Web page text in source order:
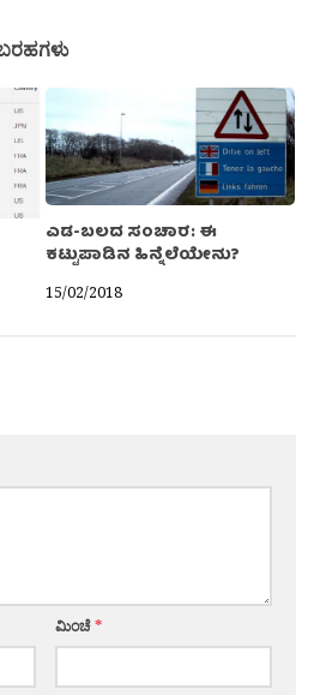
ಎಡ-ಬಲದ ಸಂಚಾರ: ಈ
ಕಟ್ಟುಪಾಡಿನ ಹಿನ್ನೆಲೆಯೇನು?
15/02/2018
ಮಿಂಚೆ*